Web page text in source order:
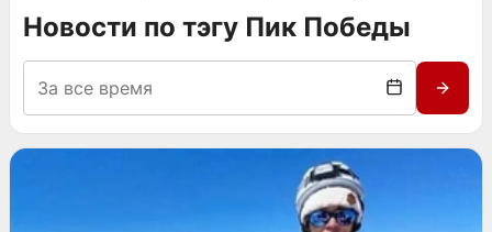
Новости по тэгу Пик Победы